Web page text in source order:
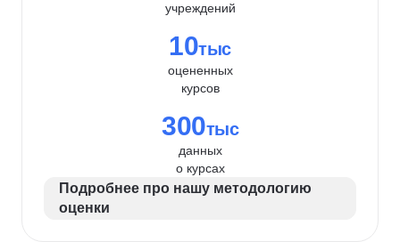
учреждений
10тыс
оцененных
курсов
300тыс
данных
о курсах
Подробнее про нашу методологию
оценки